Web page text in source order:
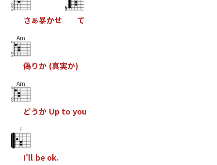
さぁ暴かせ て
Am
偽りか (真実か)
Am
どうか Up to you
F
I'll be ok.